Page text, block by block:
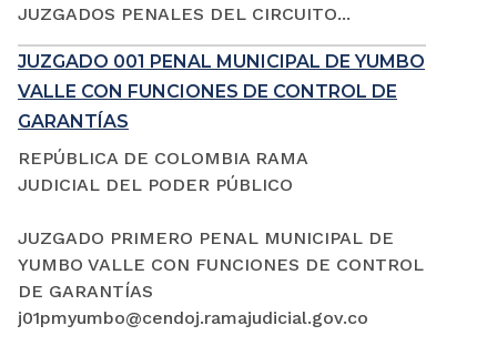
JUZGADOS PENALES DEL CIRCUITO...
JUZGADO 001 PENAL MUNICIPAL DE YUMBO
VALLE CON FUNCIONES DE CONTROL DE
GARANTÍAS
REPÚBLICA DE COLOMBIA RAMA
JUDICIAL DEL PODER PÚBLICO
JUZGADO PRIMERO PENAL MUNICIPAL DE
YUMBO VALLE CON FUNCIONES DE CONTROL
DE GARANTÍAS
j01pmyumbo@cendoj.ramajudicial.gov.co